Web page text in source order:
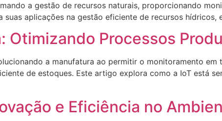
a gestão de recursos naturais, proporcionando
aplicações na gestão eficiente de recursos hídricos,
Otimizando Processos
a manufatura ao permitir o monitoramento
de estoques. Este artigo explora como a IoT está
e Eficiência no